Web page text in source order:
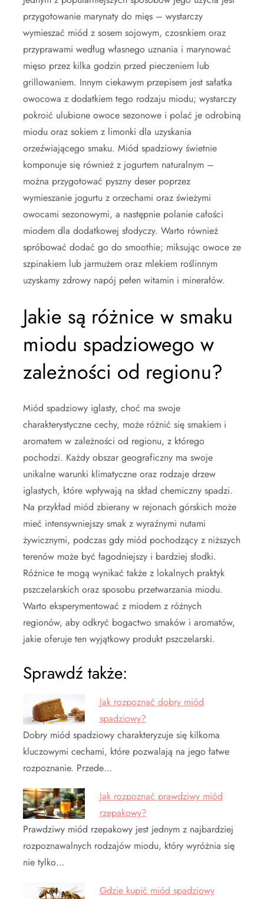
przygotowanie marynaty do mięs – wystarczy
wymieszać miód z sosem sojowym, czosnkiem oraz
przyprawami według własnego uznania i marynować
mięso przez kilka godzin przed pieczeniem lub
grillowaniem. Innym ciekawym przepisem jest sałatka
owocowa z dodatkiem tego rodzaju miodu; wystarczy
pokroić ulubione owoce sezonowe i polać je odrobiną
miodu oraz sokiem z limonki dla uzyskania
orzeźwiającego smaku. Miód spadziowy świetnie
komponuje się również z jogurtem naturalnym –
można przygotować pyszny deser poprzez
wymieszanie jogurtu z orzechami oraz świeżymi
owocami sezonowymi, a następnie polanie całości
miodem dla dodatkowej słodyczy. Warto również
spróbować dodać go do smoothie; miksując owoce ze
szpinakiem lub jarmużem oraz mlekiem roślinnym
uzyskamy zdrowy napój pełen witamin i minerałów.
Jakie są różnice w smaku
miodu spadziowego w
zależności od regionu?
Miód spadziowy iglasty, choć ma swoje
charakterystyczne cechy, może różnić się smakiem i
aromatem w zależności od regionu, z którego
pochodzi. Każdy obszar geograficzny ma swoje
unikalne warunki klimatyczne oraz rodzaje drzew
iglastych, które wpływają na skład chemiczny spadzi.
Na przykład miód zbierany w rejonach górskich może
mieć intensywniejszy smak z wyraźnymi nutami
żywicznymi, podczas gdy miód pochodzący z niższych
terenów może być łagodniejszy i bardziej słodki.
Różnice te mogą wynikać także z lokalnych praktyk
pszczelarskich oraz sposobu przetwarzania miodu.
Warto eksperymentować z miodem z różnych
regionów, aby odkryć bogactwo smaków i aromatów,
jakie oferuje ten wyjątkowy produkt pszczelarski.
Sprawdź także:
Jak rozpoznać dobry miód
spadziowy?
Dobry miód spadziowy charakteryzuje się kilkoma
kluczowymi cechami, które pozwalają na jego łatwe
rozpoznanie. Przede…
Jak rozpoznać prawdziwy miód
rzepakowy?
Prawdziwy miód rzepakowy jest jednym z najbardziej
rozpoznawalnych rodzajów miodu, który wyróżnia się
nie tylko…
Gdzie kupić miód spadziowy